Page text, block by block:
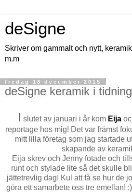
deSigne
Skriver om gammalt och nytt,
m.m
fredag 18 december 2015
deSigne keramik i
I slutet av januari i år kom Eija
reportage hos mig! Det var främst
mitt lilla företag som jag startade
skapande av
Eija skrev och Jenny fotade och
runt och stylade lite så det skulle
jättetrevlig dag! Kul att få se hur de
göra ett samarbete oss tre emellan!